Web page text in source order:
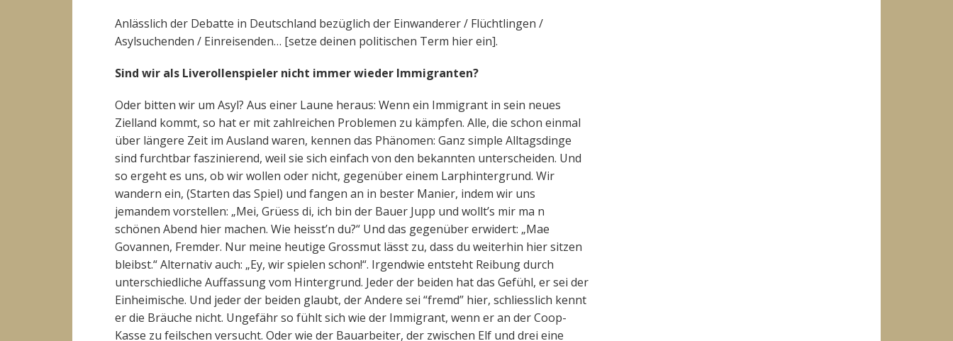
Anlässlich der Debatte in Deutschland bezüglich der Einwanderer / Flüchtlingen /
Asylsuchenden / Einreisenden… [setze deinen politischen Term hier ein].
Sind wir als Liverollenspieler nicht immer wieder Immigranten?
Oder bitten wir um Asyl? Aus einer Laune heraus: Wenn ein Immigrant in sein neues
Zielland kommt, so hat er mit zahlreichen Problemen zu kämpfen. Alle, die schon einmal
über längere Zeit im Ausland waren, kennen das Phänomen: Ganz simple Alltagsdinge
sind furchtbar faszinierend, weil sie sich einfach von den bekannten unterscheiden. Und
so ergeht es uns, ob wir wollen oder nicht, gegenüber einem Larphintergrund. Wir
wandern ein, (Starten das Spiel) und fangen an in bester Manier, indem wir uns
jemandem vorstellen: „Mei, Grüess di, ich bin der Bauer Jupp und wollt’s mir ma n
schönen Abend hier machen. Wie heisst’n du?“ Und das gegenüber erwidert: „Mae
Govannen, Fremder. Nur meine heutige Grossmut lässt zu, dass du weiterhin hier sitzen
bleibst.“ Alternativ auch: „Ey, wir spielen schon!“. Irgendwie entsteht Reibung durch
unterschiedliche Auffassung vom Hintergrund. Jeder der beiden hat das Gefühl, er sei der
Einheimische. Und jeder der beiden glaubt, der Andere sei “fremd” hier, schliesslich kennt
er die Bräuche nicht. Ungefähr so fühlt sich wie der Immigrant, wenn er an der Coop-
Kasse zu feilschen versucht. Oder wie der Bauarbeiter, der zwischen Elf und drei eine